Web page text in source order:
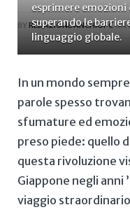
BY REDAZIONE ANCHIOPCON
esprimere emozioni
superando le
linguaggio globale.
In un mondo⁤
‍parole spesso
sfumature ed
preso piede: quello
questa rivoluzione
⁤Giappone ⁣negli anni
viaggio